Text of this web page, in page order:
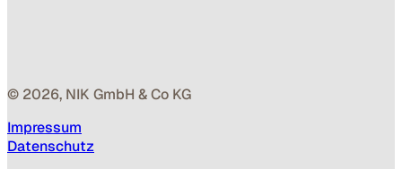
© 2026, NIK GmbH & Co KG
Impressum
Datenschutz